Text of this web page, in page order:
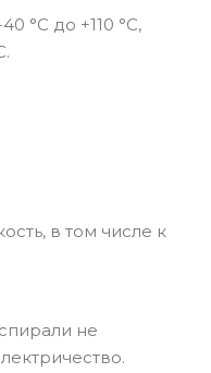
°С до +110 °С,
в том числе к
не